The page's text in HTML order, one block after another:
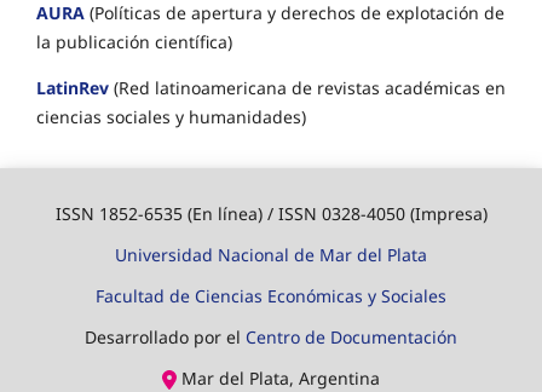
AURA (Políticas de apertura y derechos de explotación de
la publicación científica)
LatinRev (Red latinoamericana de revistas académicas en
ciencias sociales y humanidades)
ISSN 1852-6535 (En línea) / ISSN 0328-4050 (Impresa)
Universidad Nacional de Mar del Plata
Facultad de Ciencias Económicas y Sociales
Desarrollado por el Centro de Documentación
Mar del Plata, Argentina